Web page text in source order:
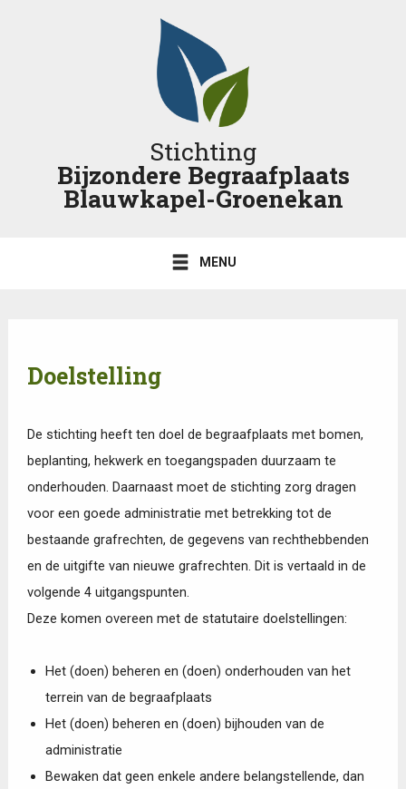
Stichting
Bijzondere Begraafplaats
Blauwkapel-Groenekan
MENU
Doelstelling
De stichting heeft ten doel de begraafplaats met bomen,
beplanting, hekwerk en toegangspaden duurzaam te
onderhouden. Daarnaast moet de stichting zorg dragen
voor een goede administratie met betrekking tot de
bestaande grafrechten, de gegevens van rechthebbenden
en de uitgifte van nieuwe grafrechten. Dit is vertaald in de
volgende 4 uitgangspunten.
Deze komen overeen met de statutaire doelstellingen:
Het (doen) beheren en (doen) onderhouden van het
terrein van de begraafplaats
Het (doen) beheren en (doen) bijhouden van de
administratie
Bewaken dat geen enkele andere belangstellende, dan